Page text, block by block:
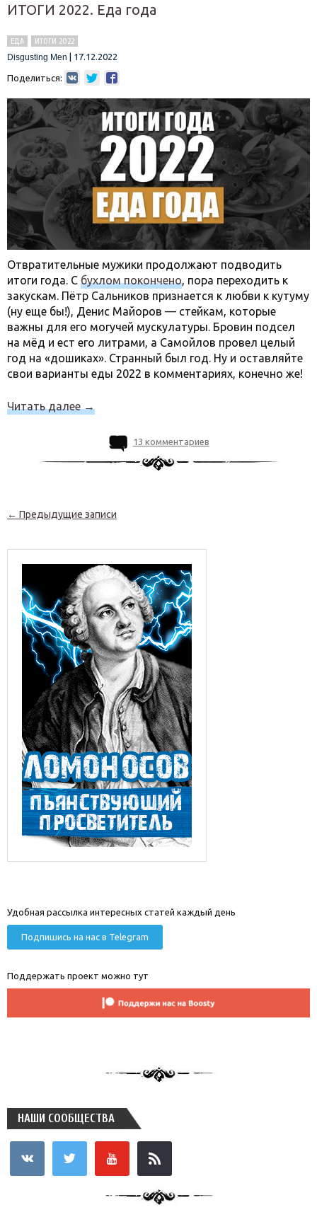
ИТОГИ 2022. Еда года
ЕДА
ИТОГИ 2022
Disgusting Men
17.12.2022
Поделиться:
Отвратительные мужики продолжают подводить
итоги года. С бухлом покончено, пора переходить к
закускам. Пётр Сальников признается к любви к кутуму
(ну еще бы!), Денис Майоров — стейкам, которые
важны для его могучей мускулатуры. Бровин подсел
на мёд и ест его литрами, а Самойлов провел целый
год на «дошиках». Странный был год. Ну и оставляйте
свои варианты еды 2022 в комментариях, конечно же!
Читать далее→
13 комментариев
Навигация по записям
← Предыдущие записи
Удобная рассылка интересных статей каждый день
Подпишись на нас в Telegram
Поддержать проект можно тут
НАШИ СООБЩЕСТВА